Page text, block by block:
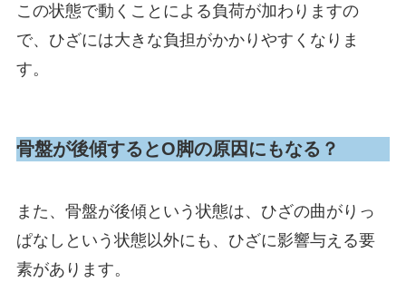
この状態で動くことによる負荷が加わりますの
で、ひざには大きな負担がかかりやすくなりま
す。
骨盤が後傾するとO脚の原因にもなる？
また、骨盤が後傾という状態は、ひざの曲がりっ
ぱなしという状態以外にも、ひざに影響与える要
素があります。